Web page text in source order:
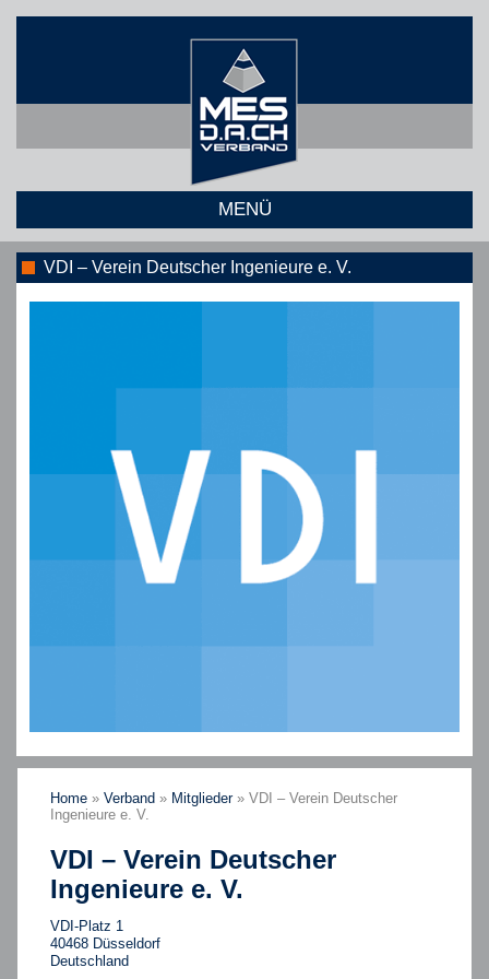
MENÜ
VDI – Verein Deutscher Ingenieure e. V.
Home » Verband » Mitglieder» VDI – Verein Deutscher
Ingenieure e. V.
VDI – Verein Deutscher
Ingenieure e. V.
VDI-Platz 1
40468 Düsseldorf
Deutschland